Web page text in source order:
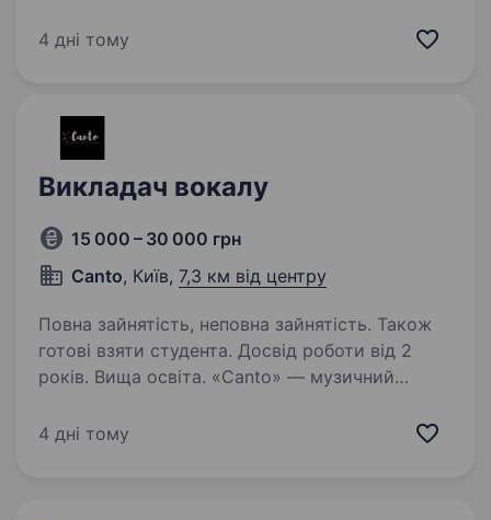
4 дні тому
Викладач вокалу
15 000 – 30 000 грн
Canto, Київ, 7,3 км від центру
Повна зайнятість, неповна зайнятість. Також
готові взяти студента. Досвід роботи від 2
років. Вища освіта. «Canto» — музичний
Ми пропонуємо як індивідуальні, так і групові
4 дні тому